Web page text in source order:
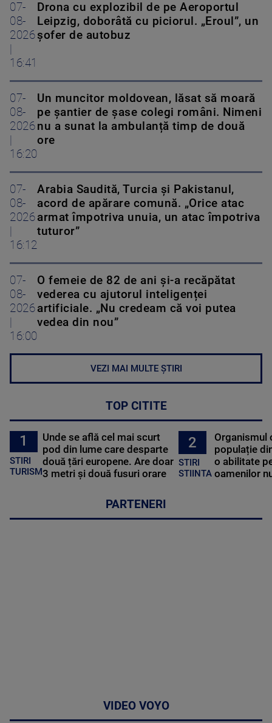
07-
08-
2026
16:41
Drona cu explozibil de pe Aeroportul
Leipzig, doborâtă cu piciorul. „Eroul”, un
șofer de autobuz
07-
08-
2026
16:20
Un muncitor moldovean, lăsat să moară
pe șantier de șase colegi români. Nimeni
nu a sunat la ambulanță timp de două
ore
07-
08-
2026
16:12
Arabia Saudită, Turcia și Pakistanul,
acord de apărare comună. „Orice atac
armat împotriva unuia, un atac împotriva
tuturor”
07-
08-
2026
16:00
O femeie de 82 de ani și-a recăpătat
vederea cu ajutorul inteligenței
artificiale. „Nu credeam că voi putea
vedea din nou”
VEZI MAI MULTE ȘTIRI
TOP CITITE
1
STIRI
TURISM
Unde se află cel mai scurt
pod din lume care desparte
două țări europene. Are doar
3 metri și două fusuri orare
2
STIRI
STIINTA
Organismul
populație
o abilitate
oamenilor
PARTENERI
VIDEO VOYO